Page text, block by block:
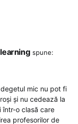
spune:
mic nu pot fi
și nu cedează la
într-o clasă care
profesorilor de